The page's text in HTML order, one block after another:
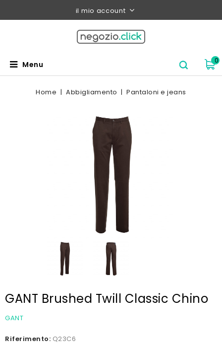
il mio account
0
Menu
Home Abbigliamento Pantaloni e jeans
GANT Brushed Twill Classic Chino
GANT
Riferimento: Q23C6